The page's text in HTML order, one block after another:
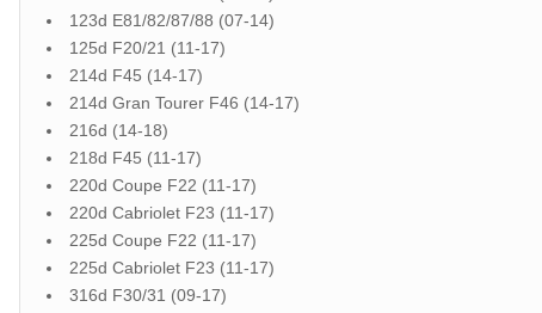
123d E81/82/87/88 (07-14)
125d F20/21 (11-17)
214d F45 (14-17)
214d Gran Tourer F46 (14-17)
216d (14-18)
218d F45 (11-17)
220d Coupe F22 (11-17)
220d Cabriolet F23 (11-17)
225d Coupe F22 (11-17)
225d Cabriolet F23 (11-17)
316d F30/31 (09-17)